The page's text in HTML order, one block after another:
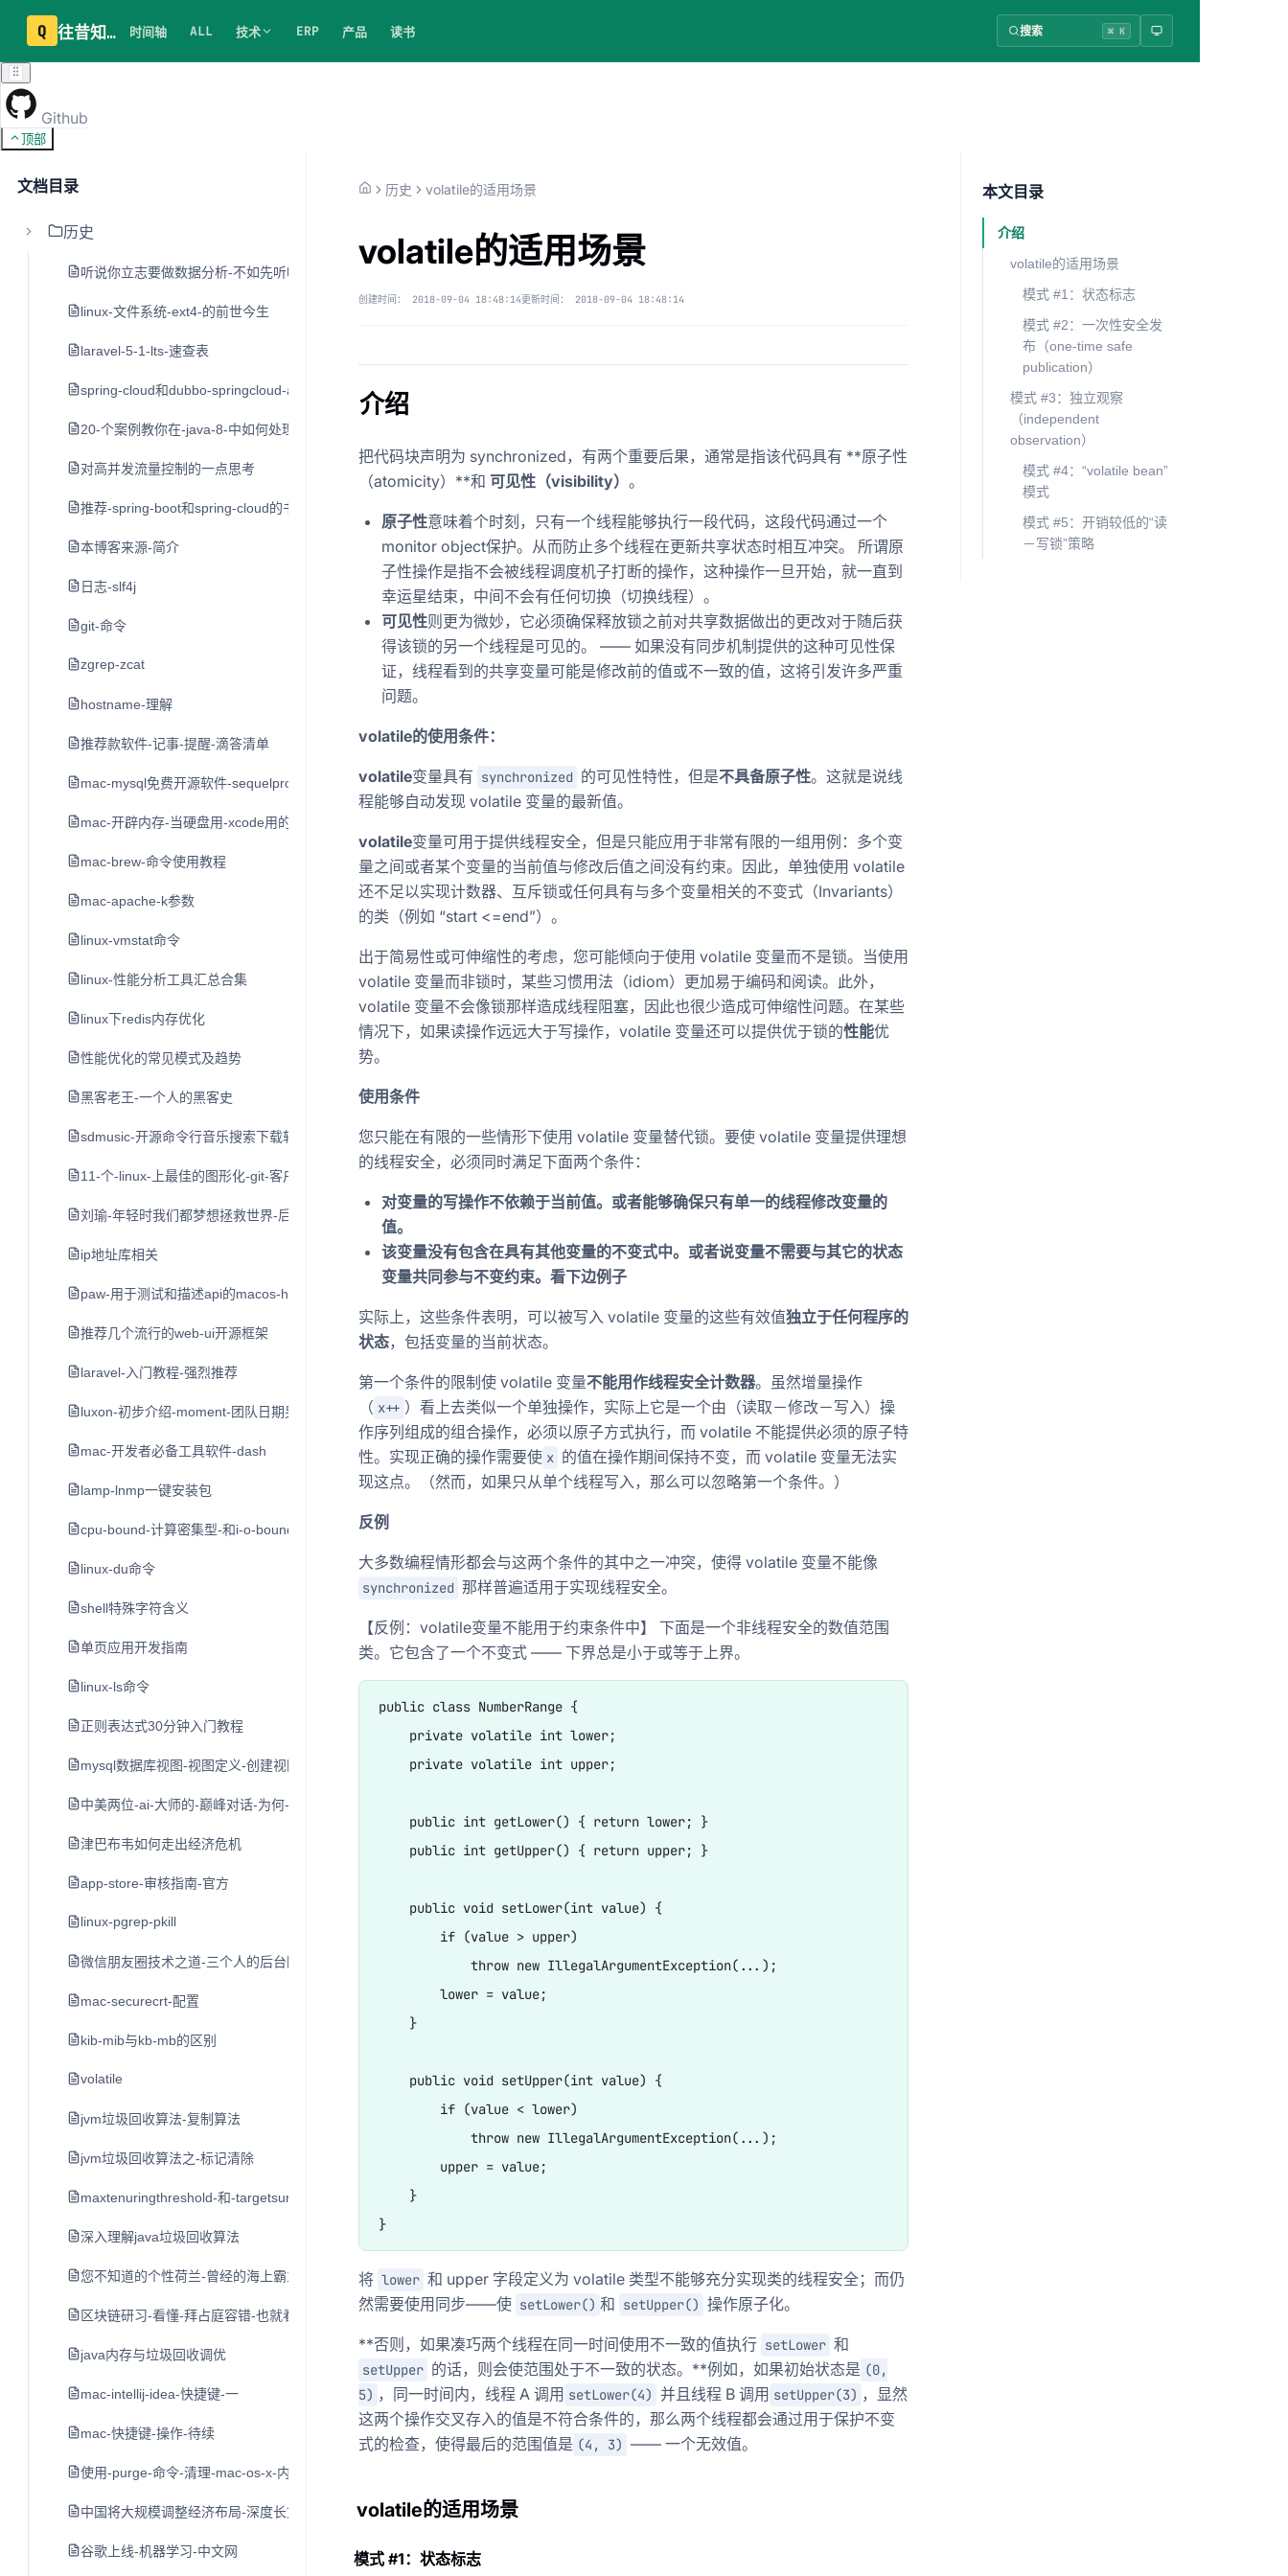
Q 往昔知识库 时间轴 ALL 技术 ERP 产品 读书 搜索 ⌘ K
Github
顶部
文档目录
历史
听说你立志要做数据分析-不如先听听老司机的建议
linux-文件系统-ext4-的前世今生
laravel-5-1-lts-速查表
spring-cloud和dubbo-springcloud-alibaba
20-个案例教你在-java-8-中如何处理日期和时间
对高并发流量控制的一点思考
推荐-spring-boot和spring-cloud的书
本博客来源-简介
日志-slf4j
git-命令
zgrep-zcat
hostname-理解
推荐款软件-记事-提醒-滴答清单
mac-mysql免费开源软件-sequelpro
mac-开辟内存-当硬盘用-xcode用的-不推荐-留作学习用
mac-brew-命令使用教程
mac-apache-k参数
linux-vmstat命令
linux-性能分析工具汇总合集
linux下redis内存优化
性能优化的常见模式及趋势
黑客老王-一个人的黑客史
sdmusic-开源命令行音乐搜索下载软件
11-个-linux-上最佳的图形化-git-客户端
刘瑜-年轻时我们都梦想拯救世界-后来
ip地址库相关
paw-用于测试和描述api的macos-http客户端
推荐几个流行的web-ui开源框架
laravel-入门教程-强烈推荐
luxon-初步介绍-moment-团队日期另一个类库
mac-开发者必备工具软件-dash
lamp-lnmp一键安装包
cpu-bound-计算密集型-和i-o-bound-i-o密集型
linux-du命令
shell特殊字符含义
单页应用开发指南
linux-ls命令
正则表达式30分钟入门教程
mysql数据库视图-视图定义-创建视图-修改视图
中美两位-ai-大师的-巅峰对话-为何-nlp-领域难以出现-独角兽-2017年-转载
津巴布韦如何走出经济危机
app-store-审核指南-官方
linux-pgrep-pkill
微信朋友圈技术之道-三个人的后台团队与每日十亿的发布量
mac-securecrt-配置
kib-mib与kb-mb的区别
volatile
jvm垃圾回收算法-复制算法
jvm垃圾回收算法之-标记清除
maxtenuringthreshold-和-targetsurvivorratio参数说明
深入理解java垃圾回收算法
您不知道的个性荷兰-曾经的海上霸主横行世界-如今的开放先锋
区块链研习-看懂-拜占庭容错-也就看懂了区块链的核心技术
java内存与垃圾回收调优
mac-intellij-idea-快捷键-一
mac-快捷键-操作-待续
使用-purge-命令-清理-mac-os-x-内存空间
中国将大规模调整经济布局-深度长文
谷歌上线-机器学习-中文网
历史 volatile的适用场景
volatile的适用场景
创建时间： 2018-09-04 18:48:14更新时间： 2018-09-04 18:48:14
介绍
把代码块声明为 synchronized，有两个重要后果，通常是指该代码具有 **原子性
（atomicity）**和 可见性（visibility） 。
原子性意味着个时刻，只有一个线程能够执行一段代码，这段代码通过一个
monitor object保护。从而防止多个线程在更新共享状态时相互冲突。 所谓原
子性操作是指不会被线程调度机子打断的操作，这种操作一旦开始，就一直到
幸运星结束，中间不会有任何切换（切换线程）。
可见性则更为微妙，它必须确保释放锁之前对共享数据做出的更改对于随后获
得该锁的另一个线程是可见的。 —— 如果没有同步机制提供的这种可见性保
证，线程看到的共享变量可能是修改前的值或不一致的值，这将引发许多严重
问题。
volatile的使用条件：
volatile变量具有 synchronized 的可见性特性，但是不具备原子性。这就是说线
程能够自动发现 volatile 变量的最新值。
volatile变量可用于提供线程安全，但是只能应用于非常有限的一组用例：多个变
量之间或者某个变量的当前值与修改后值之间没有约束。因此，单独使用 volatile
还不足以实现计数器、互斥锁或任何具有与多个变量相关的不变式（Invariants）
的类（例如 “start <=end”）。
出于简易性或可伸缩性的考虑，您可能倾向于使用 volatile 变量而不是锁。当使用
volatile 变量而非锁时，某些习惯用法（idiom）更加易于编码和阅读。此外，
volatile 变量不会像锁那样造成线程阻塞，因此也很少造成可伸缩性问题。在某些
情况下，如果读操作远远大于写操作，volatile 变量还可以提供优于锁的性能优
势。
使用条件
您只能在有限的一些情形下使用 volatile 变量替代锁。要使 volatile 变量提供理想
的线程安全，必须同时满足下面两个条件：
对变量的写操作不依赖于当前值。或者能够确保只有单一的线程修改变量的
值。
该变量没有包含在具有其他变量的不变式中。或者说变量不需要与其它的状态
变量共同参与不变约束。看下边例子
实际上，这些条件表明，可以被写入 volatile 变量的这些有效值独立于任何程序的
状态，包括变量的当前状态。
第一个条件的限制使 volatile 变量不能用作线程安全计数器。虽然增量操作
（ x++ ）看上去类似一个单独操作，实际上它是一个由（读取－修改－写入）操
作序列组成的组合操作，必须以原子方式执行，而 volatile 不能提供必须的原子特
性。实现正确的操作需要使 x 的值在操作期间保持不变，而 volatile 变量无法实
现这点。（然而，如果只从单个线程写入，那么可以忽略第一个条件。）
反例
大多数编程情形都会与这两个条件的其中之一冲突，使得 volatile 变量不能像
synchronized 那样普遍适用于实现线程安全。
【反例：volatile变量不能用于约束条件中】 下面是一个非线程安全的数值范围
类。它包含了一个不变式 —— 下界总是小于或等于上界。
public class NumberRange {
    private volatile int lower;
    private volatile int upper;
    public int getLower() { return lower; }
    public int getUpper() { return upper; }
    public void setLower(int value) {
        if (value > upper)
            throw new IllegalArgumentException(...);
        lower = value;
    }
    public void setUpper(int value) {
        if (value < lower)
            throw new IllegalArgumentException(...);
        upper = value;
    }
}
将 lower 和 upper 字段定义为 volatile 类型不能够充分实现类的线程安全；而仍
然需要使用同步——使 setLower() 和 setUpper() 操作原子化。
**否则，如果凑巧两个线程在同一时间使用不一致的值执行 setLower 和
setUpper 的话，则会使范围处于不一致的状态。**例如，如果初始状态是 (0,
5) ，同一时间内，线程 A 调用 setLower(4) 并且线程 B 调用 setUpper(3) ，显然
这两个操作交叉存入的值是不符合条件的，那么两个线程都会通过用于保护不变
式的检查，使得最后的范围值是 (4, 3) —— 一个无效值。
volatile的适用场景
模式 #1：状态标志
本文目录
介绍
volatile的适用场景
模式 #1：状态标志
模式 #2：一次性安全发
布（one-time safe
publication）
模式 #3：独立观察
（independent
observation）
模式 #4：“volatile bean”
模式
模式 #5：开销较低的“读
－写锁”策略